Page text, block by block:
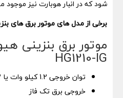
شود که در انبار هوبارت نیز موجود
برخی از مدل های موتور برق های
موتور برق بنزینی
HG1210-IG
توان خروجی 1.2 کیلو وات یا 2 کیلو ولت آمپر(کاوا)
خروجی برق تک فاز